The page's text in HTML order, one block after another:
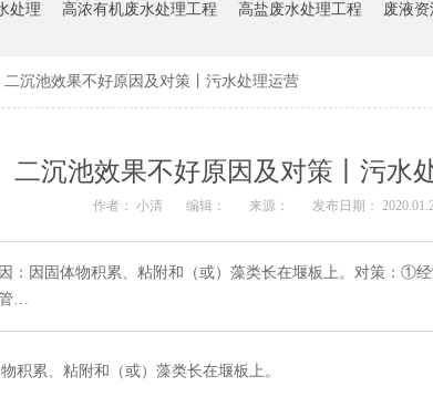
处理 高浓有机废水处理工程 高盐废水处理工程 废液
二沉池效果不好原因及对策丨污水处理运营
二沉池效果不好原因及对策丨污水
作者： 小清 编辑： 来源： 发布日期：
：因固体物积累、粘附和（或）藻类长在堰板上。对策：①
…
积累、粘附和（或）藻类长在堰板上。